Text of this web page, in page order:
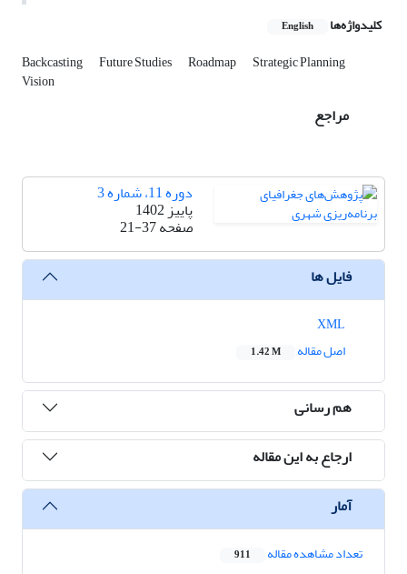
کلیدواژه‌ها English
Backcasting Future Studies Roadmap Strategic Planning
Vision
مراجع
دوره 11، شماره 3
پاییز 1402
صفحه21-37
فایل ها
اصل مقاله
1.42 M
هم رسانی
ارجاع به این مقاله
آمار
تعداد مشاهده مقاله 911